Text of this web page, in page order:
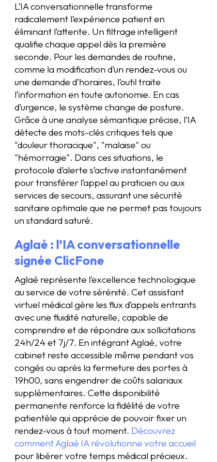
L’IA conversationnelle transforme
radicalement l’expérience patient en
éliminant l’attente. Un filtrage intelligent
qualifie chaque appel dès la première
seconde. Pour les demandes de routine,
comme la modification d’un rendez-vous ou
une demande d’horaires, l’outil traite
l’information en toute autonomie. En cas
d’urgence, le système change de posture.
Grâce à une analyse sémantique précise, l’IA
détecte des mots-clés critiques tels que
"douleur thoracique", "malaise" ou
"hémorragie". Dans ces situations, le
protocole d’alerte s’active instantanément
pour transférer l’appel au praticien ou aux
services de secours, assurant une sécurité
sanitaire optimale que ne permet pas toujours
un standard saturé.
Aglaé : l’IA conversationnelle
signée ClicFone
Aglaé représente l’excellence technologique
au service de votre sérénité. Cet assistant
virtuel médical gère les flux d’appels entrants
avec une fluidité naturelle, capable de
comprendre et de répondre aux sollicitations
24h/24 et 7j/7. En intégrant Aglaé, votre
cabinet reste accessible même pendant vos
congés ou après la fermeture des portes à
19h00, sans engendrer de coûts salariaux
supplémentaires. Cette disponibilité
permanente renforce la fidélité de votre
patientèle qui apprécie de pouvoir fixer un
rendez-vous à tout moment. Découvrez
comment Aglaé IA révolutionne votre accueil
pour libérer votre temps médical précieux.